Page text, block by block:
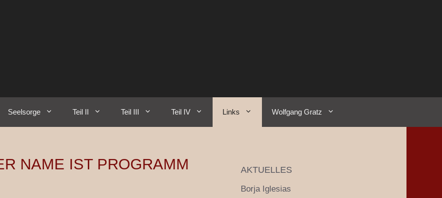
Seelsorge Teil II Teil III Teil IV Links Wolfgang Gratz
NAME IST PROGRAMM AKTUELLES
Borja Iglesias